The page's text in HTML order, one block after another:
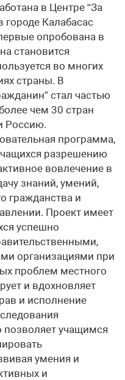
в Центре “За
городе Калабасас
опробована в
становится
во многих
страны. В
стал частью
чем 30 стран
Россию.
программа,
разрешению
вовлечение в
знаний, умений,
гражданства и
Проект имеет
успешно
организациями при
проблем местного
и вдохновляет
и исполнение
учащимся
умения и
и